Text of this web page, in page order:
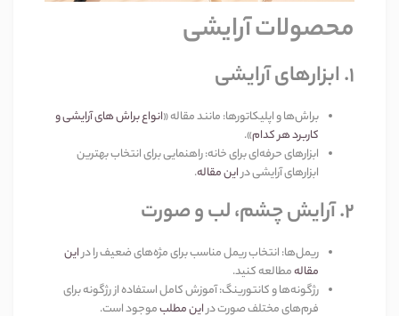
محصولات آرایشی
۱.ابزارهای آرایشی
براش‌ها و اپلیکاتورها:مانند مقاله«انواع براش های آرایشی و
کاربرد هر کدام».
ابزارهای حرفه‌ای برای خانه:راهنمایی برای انتخاب بهترین
ابزارهای آرایشی دراین مقاله.
۲.آرایش چشم، لب و صورت
ریمل‌ها:انتخاب ریمل مناسب برای مژه‌های ضعیف را دراین
مقالهمطالعه کنید.
رژگونه‌ها و کانتورینگ:آموزش کامل استفاده از رژگونه برای
فرم‌های مختلف صورت دراین مطلبموجود است.